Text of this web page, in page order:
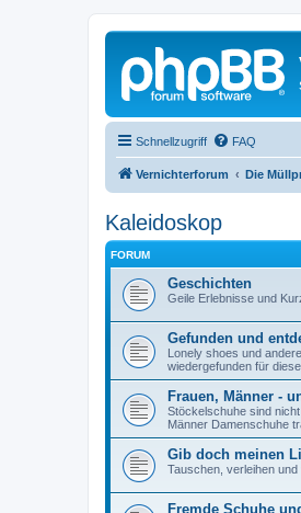
Schnellzugriff FAQ
Vernichterforum Die
Kaleidoskop
FORUM
Geschichten
Geile Erlebnisse und
Gefunden und
Lonely shoes und
wiedergefunden für
Frauen, Männer -
Stöckelschuhe sind
Männer Damenschuhe
Gib doch meinen
Tauschen, verleihen und
Fremde Schuhe